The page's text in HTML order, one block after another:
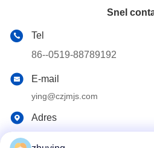
Snel
Tel
86--0519-88789192
E-mail
ying@czjmjs.com
Adres
DE HANDELSvierkant VAN
JIAHONGSHENGSHI,